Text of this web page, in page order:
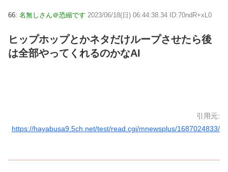
66: 名無しさん＠恐縮です 2023/06/18(日) 06:44:38.34 ID:70ndR+xL0
ヒップホップとかネタだけループさせたら後
は全部やってくれるのかなAI
引用元:
https://hayabusa9.5ch.net/test/read.cgi/mnewsplus/1687024833/